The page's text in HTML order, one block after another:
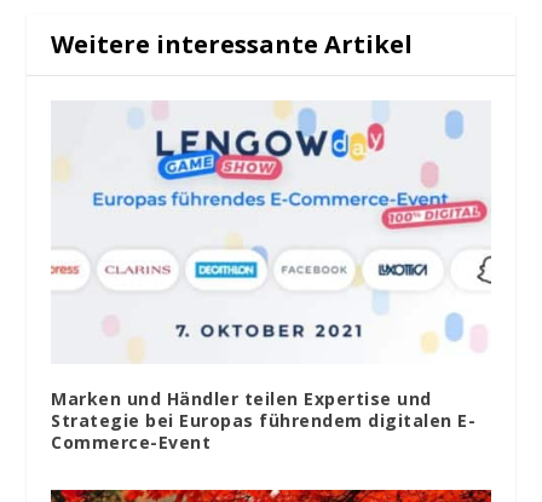
Weitere interessante Artikel
Marken und Händler teilen Expertise und
Strategie bei Europas führendem digitalen E-
Commerce-Event